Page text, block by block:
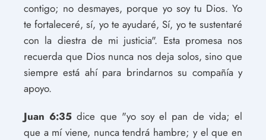
contigo; no desmayes, porque yo soy tu Dios. Yo
te fortaleceré, sí, yo te ayudaré, Sí, yo te sustentaré
con la diestra de mi justicia". Esta promesa nos
recuerda que Dios nunca nos deja solos, sino que
siempre está ahí para brindarnos su compañía y
apoyo.
Juan 6:35 dice que "yo soy el pan de vida; el
que a mí viene, nunca tendrá hambre; y el que en